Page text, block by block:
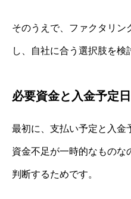
そのうえで、ファクタリン
し、自社に合う選択肢を検
必要資金と入金予定
最初に、支払い予定と入金
資金不足が一時的なものな
判断するためです。